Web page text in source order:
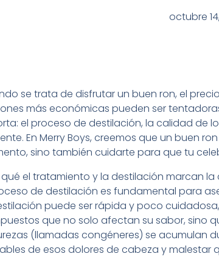
octubre
se trata de disfrutar un buen ron, el
más económicas pueden ser
el proceso de destilación, la calidad de
En Merry Boys, creemos que un buen
sino también cuidarte para que tu
qué el tratamiento y la destilación marcan la
de destilación es fundamental para
puede ser rápida y poco
que no solo afectan su sabor, sino
(llamadas congéneres) se acumulan
de esos dolores de cabeza y malestar